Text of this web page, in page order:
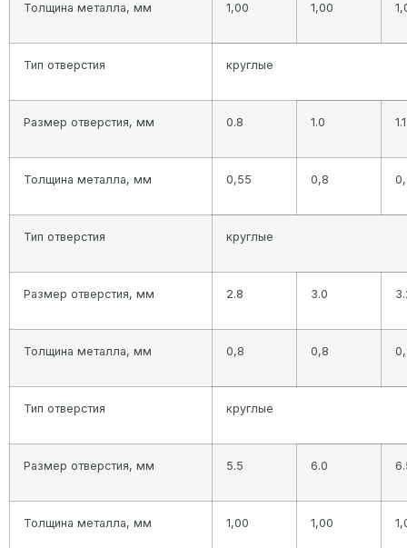
Толщина металла, мм 1,00 1,00
Тип отверстия круглые
Размер отверстия, мм 0.8 1.0 1.1
Толщина металла, мм 0,55 0,8
Тип отверстия круглые
Размер отверстия, мм 2.8 3.0
Толщина металла, мм 0,8 0,8
Тип отверстия круглые
Размер отверстия, мм 5.5 6.0
Толщина металла, мм 1,00 1,00